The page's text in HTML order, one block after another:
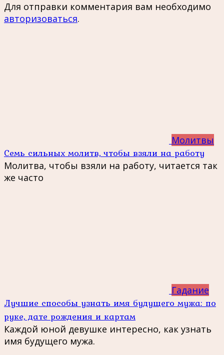
Для отправки комментария вам необходимо
авторизоваться.
Молитвы
Семь сильных молитв, чтобы взяли на работу
Молитва, чтобы взяли на работу, читается так
же часто
Гадание
Лучшие способы узнать имя будущего мужа: по
руке, дате рождения и картам
Каждой юной девушке интересно, как узнать
имя будущего мужа.